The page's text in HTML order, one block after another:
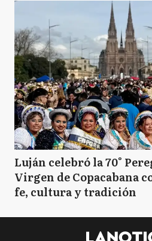
Luján celebró la 70°
Virgen de Copacabana
fe, cultura y tradición